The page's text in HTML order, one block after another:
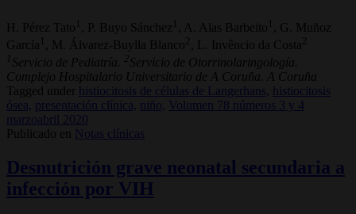
H. Pérez Tato 1 , P. Buyo Sánchez 1 , A. Alas Barbeito 1
, G. Muñoz
García 1 , M. Álvarez-Buylla Blanco , L. Invêncio da Costa
1 Servicio de Pediatría. 2 Servicio de Otorrinolaringología.
Complejo Hospitalario Universitario de A Coruña. A Coruña
Tagged under
histiocitosis de células de Langerhans,
histiocitosis
ósea, presentación clínica, niño, Volumen 78 números 3 y 4
marzoabril 2020
Publicado en Notas clínicas
Desnutrición grave neonatal secundaria a
infección por VIH